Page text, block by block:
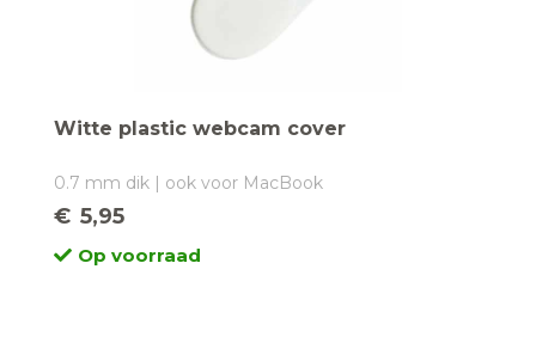
Witte plastic webcam cover
0.7 mm dik | ook voor MacBook
€ 5,95
Op voorraad